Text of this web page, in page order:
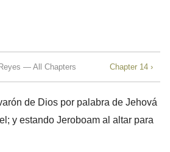
— All Chapters Chapter 14 ›
de Dios por palabra de Jehová
y estando Jeroboam al altar para